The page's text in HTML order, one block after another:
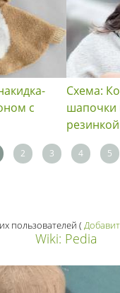
с
Схема:
шапочки
резинкой
2 3 4 5
пользователей (
Wiki: Pedia